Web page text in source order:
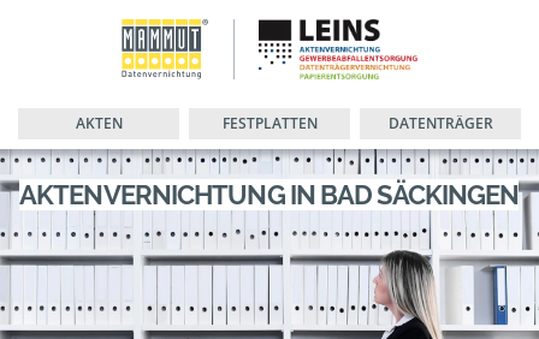
AKTEN FESTPLATTEN DATENTRÄGER
AKTENVERNICHTUNG IN BAD SÄCKINGEN